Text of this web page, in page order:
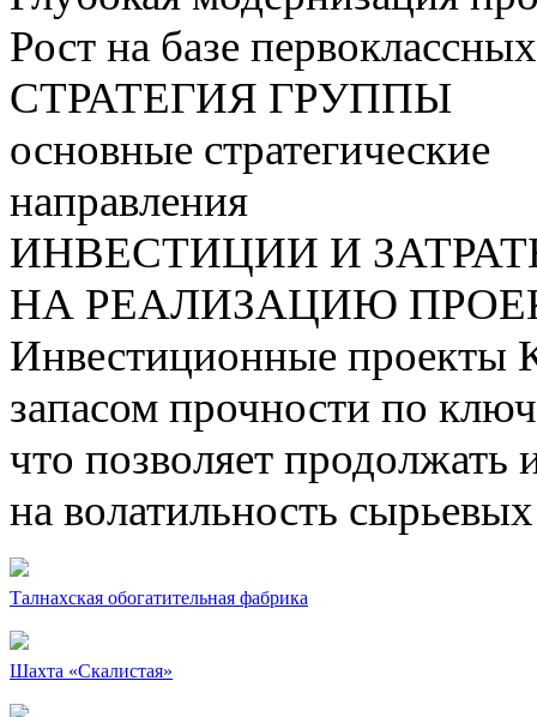
Рост на базе
СТРАТЕГИЯ ГРУППЫ
основные стратегические
направления
ИНВЕСТИЦИИ И
НА РЕАЛИЗАЦИЮ
Инвестиционные проекты
запасом прочности по
что позволяет продолжать
на волатильность
Талнахская обогатительная фабрика
Шахта «Скалистая»